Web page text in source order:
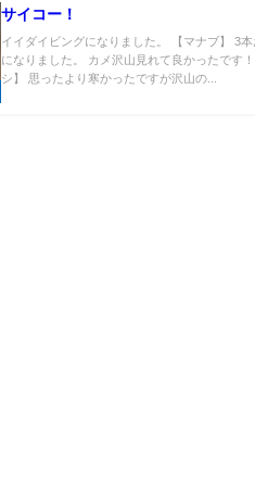
サイコー！
イイダイビングになりました。 【マナブ】 3本
になりました。 カメ沢山見れて良かったです！
シ】 思ったより寒かったですが沢山の...